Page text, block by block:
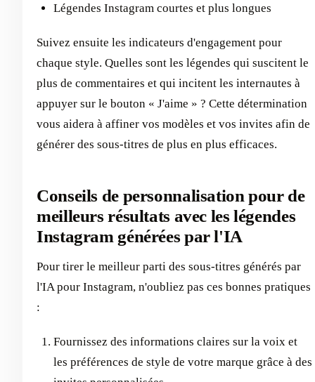
Légendes Instagram courtes et plus longues
Suivez ensuite les indicateurs d'engagement pour
chaque style. Quelles sont les légendes qui suscitent le
plus de commentaires et qui incitent les internautes à
appuyer sur le bouton « J'aime » ? Cette détermination
vous aidera à affiner vos modèles et vos invites afin de
générer des sous-titres de plus en plus efficaces.
Conseils de personnalisation pour de
meilleurs résultats avec les légendes
Instagram générées par l'IA
Pour tirer le meilleur parti des sous-titres générés par
l'IA pour Instagram, n'oubliez pas ces bonnes pratiques
:
Fournissez des informations claires sur la voix et
les préférences de style de votre marque grâce à des